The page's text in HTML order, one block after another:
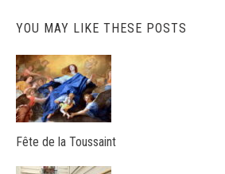
YOU MAY LIKE THESE POSTS
Fête de la Toussaint